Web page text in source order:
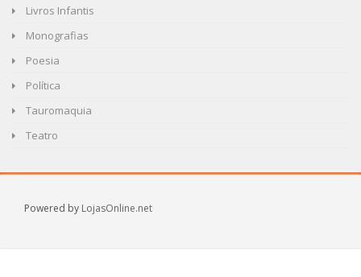
Livros Infantis
Monografias
Poesia
Política
Tauromaquia
Teatro
Powered by LojasOnline.net